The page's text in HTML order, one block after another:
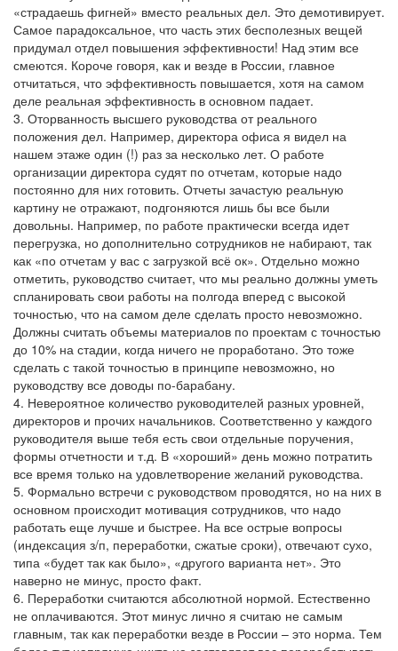
«страдаешь фигней» вместо реальных дел. Это демотивирует.
Самое парадоксальное, что часть этих бесполезных вещей
придумал отдел повышения эффективности! Над этим все
смеются. Короче говоря, как и везде в России, главное
отчитаться, что эффективность повышается, хотя на самом
деле реальная эффективность в основном падает.
3. Оторванность высшего руководства от реального
положения дел. Например, директора офиса я видел на
нашем этаже один (!) раз за несколько лет. О работе
организации директора судят по отчетам, которые надо
постоянно для них готовить. Отчеты зачастую реальную
картину не отражают, подгоняются лишь бы все были
довольны. Например, по работе практически всегда идет
перегрузка, но дополнительно сотрудников не набирают, так
как «по отчетам у вас с загрузкой всё ок». Отдельно можно
отметить, руководство считает, что мы реально должны уметь
спланировать свои работы на полгода вперед с высокой
точностью, что на самом деле сделать просто невозможно.
Должны считать объемы материалов по проектам с точностью
до 10% на стадии, когда ничего не проработано. Это тоже
сделать с такой точностью в принципе невозможно, но
руководству все доводы по-барабану.
4. Невероятное количество руководителей разных уровней,
директоров и прочих начальников. Соответственно у каждого
руководителя выше тебя есть свои отдельные поручения,
формы отчетности и т.д. В «хороший» день можно потратить
все время только на удовлетворение желаний руководства.
5. Формально встречи с руководством проводятся, но на них в
основном происходит мотивация сотрудников, что надо
работать еще лучше и быстрее. На все острые вопросы
(индексация з/п, переработки, сжатые сроки), отвечают сухо,
типа «будет так как было», «другого варианта нет». Это
наверно не минус, просто факт.
6. Переработки считаются абсолютной нормой. Естественно
не оплачиваются. Этот минус лично я считаю не самым
главным, так как переработки везде в России – это норма. Тем